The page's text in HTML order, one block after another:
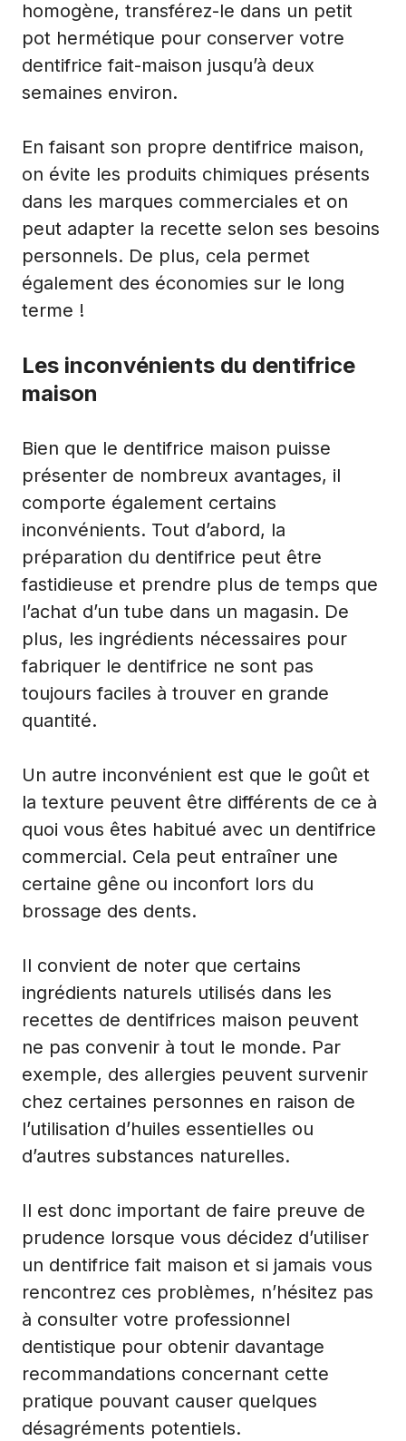
homogène, transférez-le dans un petit
pot hermétique pour conserver votre
dentifrice fait-maison jusqu’à deux
semaines environ.
En faisant son propre dentifrice maison,
on évite les produits chimiques présents
dans les marques commerciales et on
peut adapter la recette selon ses besoins
personnels. De plus, cela permet
également des économies sur le long
terme !
Les inconvénients du dentifrice
maison
Bien que le dentifrice maison puisse
présenter de nombreux avantages, il
comporte également certains
inconvénients. Tout d’abord, la
préparation du dentifrice peut être
fastidieuse et prendre plus de temps que
l’achat d’un tube dans un magasin. De
plus, les ingrédients nécessaires pour
fabriquer le dentifrice ne sont pas
toujours faciles à trouver en grande
quantité.
Un autre inconvénient est que le goût et
la texture peuvent être différents de ce à
quoi vous êtes habitué avec un dentifrice
commercial. Cela peut entraîner une
certaine gêne ou inconfort lors du
brossage des dents.
Il convient de noter que certains
ingrédients naturels utilisés dans les
recettes de dentifrices maison peuvent
ne pas convenir à tout le monde. Par
exemple, des allergies peuvent survenir
chez certaines personnes en raison de
l’utilisation d’huiles essentielles ou
d’autres substances naturelles.
Il est donc important de faire preuve de
prudence lorsque vous décidez d’utiliser
un dentifrice fait maison et si jamais vous
rencontrez ces problèmes, n’hésitez pas
à consulter votre professionnel
dentistique pour obtenir davantage
recommandations concernant cette
pratique pouvant causer quelques
désagréments potentiels.